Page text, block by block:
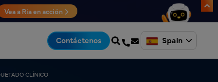
Vea a Ria en acción
Contáctenos Spain
CLÍNICO